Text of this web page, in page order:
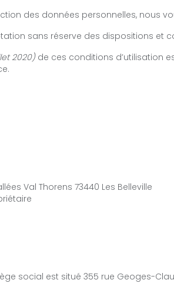
des données personnelles, nous
sans réserve des dispositions et
2020)de ces conditions d’utilisation
Val Thorens 73440 Les Belleville
social est situé 355 rue Geoges-Claude